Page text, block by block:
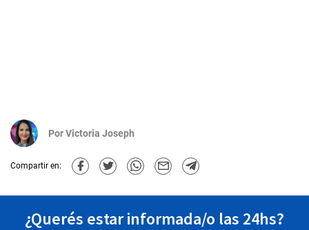
PorVictoria Joseph
Compartir en:
¿Querés estar informada/o las 24hs?